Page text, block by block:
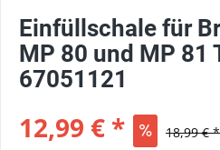
Einfüllschale für
MP 80 und MP 81
67051121
12,99 € * 18,99 € *